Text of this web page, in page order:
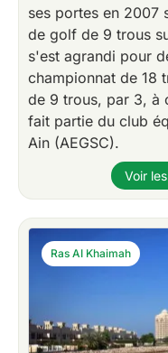
ses portes en 2007
de golf de 9 trous
s'est agrandi pour
championnat de 18
de 9 trous, par 3, à
fait partie du club
Ain (AEGSC).
Voir
Ras AI Khaimah